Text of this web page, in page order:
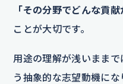
「その分野でどんな貢
ことが大切です。
用途の理解が浅いまま
う抽象的な志望動機に